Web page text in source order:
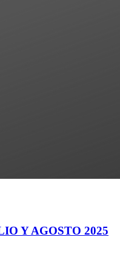
Y AGOSTO 2025